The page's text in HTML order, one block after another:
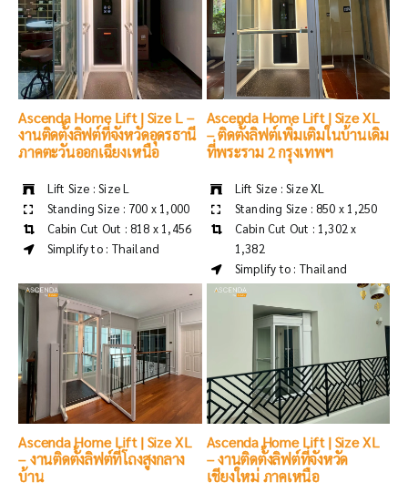
Ascenda Home Lift | Size L –
งานติดตั้งลิฟต์ที่จังหวัดอุดรธานี
ภาคตะวันออกเฉียงเหนือ
Lift Size : Size L
Standing Size : 700 x 1,000
Cabin Cut Out : 818 x 1,456
Simplify to : Thailand
Ascenda Home Lift | Size XL
– ติดตั้งลิฟต์เพิ่มเติมในบ้านเดิม
ที่พระราม 2 กรุงเทพฯ
Lift Size : Size XL
Standing Size : 850 x 1,250
Cabin Cut Out : 1,302 x
1,382
Simplify to : Thailand
Ascenda Home Lift | Size XL
– งานติดตั้งลิฟต์ที่โถงสูงกลาง
บ้าน
Ascenda Home Lift | Size XL
– งานติดตั้งลิฟต์ที่จังหวัด
เชียงใหม่ ภาคเหนือ